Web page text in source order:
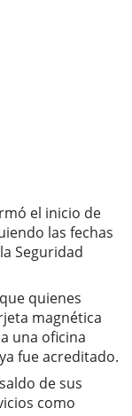
el inicio de
las fechas
Seguridad
quienes
magnética
una oficina
fue acreditado.
de sus
como